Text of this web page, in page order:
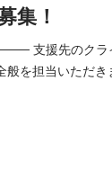
集！
支援先のクラ
いただきます。 ▍期待して
、広告運用の戦
計・KPI設計・改